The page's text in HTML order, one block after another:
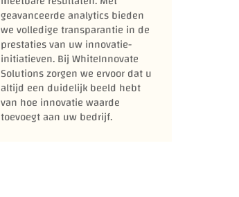
geavanceerde analytics bieden
we volledige transparantie in de
prestaties van uw innovatie-
initiatieven. Bij WhiteInnovate
Solutions zorgen we ervoor dat u
altijd een duidelijk beeld hebt
van hoe innovatie waarde
toevoegt aan uw bedrijf.